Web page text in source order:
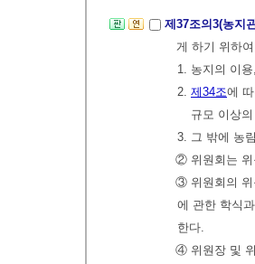
제37조의3(농지
게 하기 위하
1. 농지의 이
2. 제34조에
규모 이상
3. 그 밖에 농
② 위원회는 위
③ 위원회의 위
에 관한 학식
한다.
④ 위원장 및